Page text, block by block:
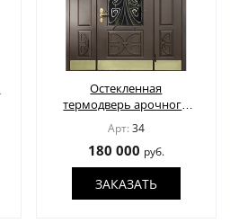
Остекленная
термодверь арочного
типа со вставками
Арт: 34
180 000 руб.
ЗАКАЗАТЬ